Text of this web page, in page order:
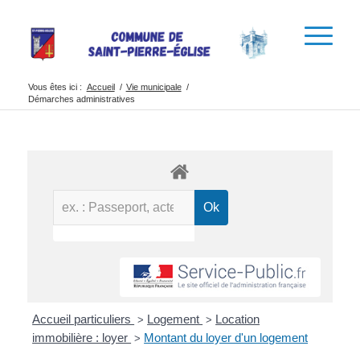
Vous êtes ici : Accueil / Vie municipale /
Démarches administratives
Accueil particuliers > Logement > Location
immobilière : loyer > Montant du loyer d'un logement